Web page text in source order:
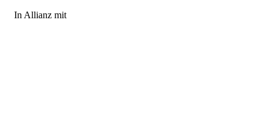
In Allianz mit